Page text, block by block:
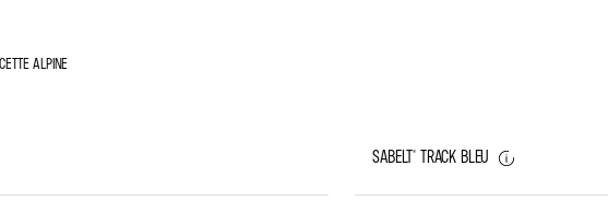
ALPINE
SABELT® TRACK BLEU